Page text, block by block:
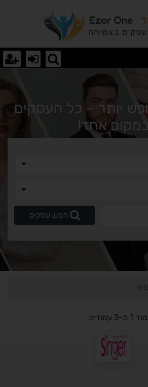
יותר – כל העסקים
אחד!
חפש עסקים